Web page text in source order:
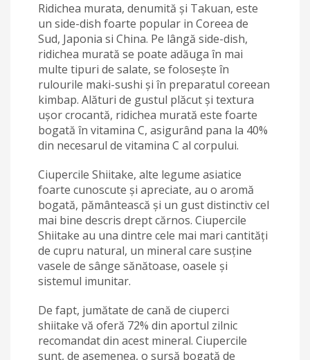
Ridichea murata, denumită și Takuan, este
un side-dish foarte popular in Coreea de
Sud, Japonia si China. Pe lângă side-dish,
ridichea murată se poate adăuga în mai
multe tipuri de salate, se folosește în
rulourile maki-sushi și în preparatul coreean
kimbap. Alături de gustul plăcut și textura
ușor crocantă, ridichea murată este foarte
bogată în vitamina C, asigurând pana la 40%
din necesarul de vitamina C al corpului.
Ciupercile Shiitake, alte legume asiatice
foarte cunoscute și apreciate, au o aromă
bogată, pământească și un gust distinctiv cel
mai bine descris drept cărnos. Ciupercile
Shiitake au una dintre cele mai mari cantități
de cupru natural, un mineral care susține
vasele de sânge sănătoase, oasele și
sistemul imunitar.
De fapt, jumătate de cană de ciuperci
shiitake vă oferă 72% din aportul zilnic
recomandat din acest mineral. Ciupercile
sunt, de asemenea, o sursă bogată de